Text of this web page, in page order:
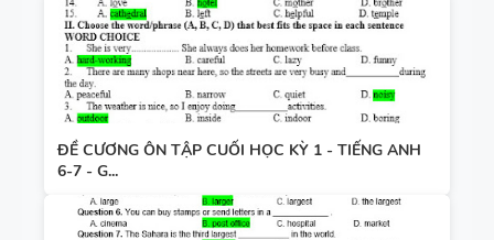
ĐỀ CƯƠNG ÔN TẬP CUỐI HỌC KỲ 1 - TIẾNG ANH
6-7 - G...